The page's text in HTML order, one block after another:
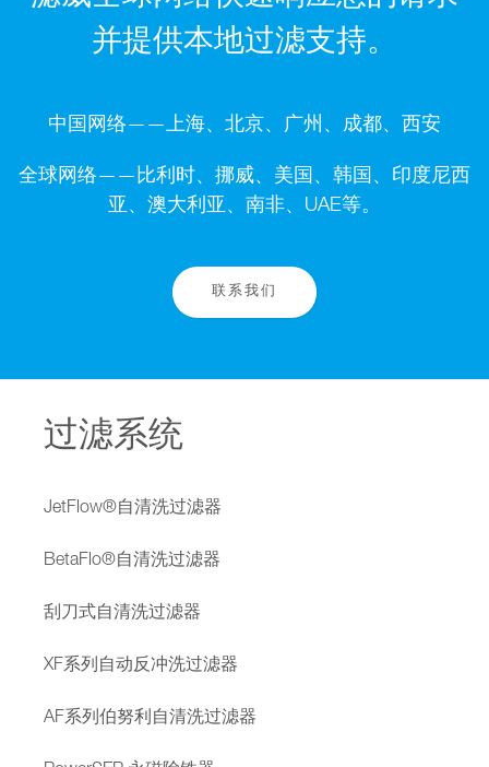
并提供本地过滤支持。
中国网络——上海、北京、广州、成都、西安
全球网络——比利时、挪威、美国、韩国、印度尼西
亚、澳大利亚、南非、UAE等。
联系我们
过滤系统
JetFlow®自清洗过滤器
BetaFlo®自清洗过滤器
刮刀式自清洗过滤器
XF系列自动反冲洗过滤器
AF系列伯努利自清洗过滤器